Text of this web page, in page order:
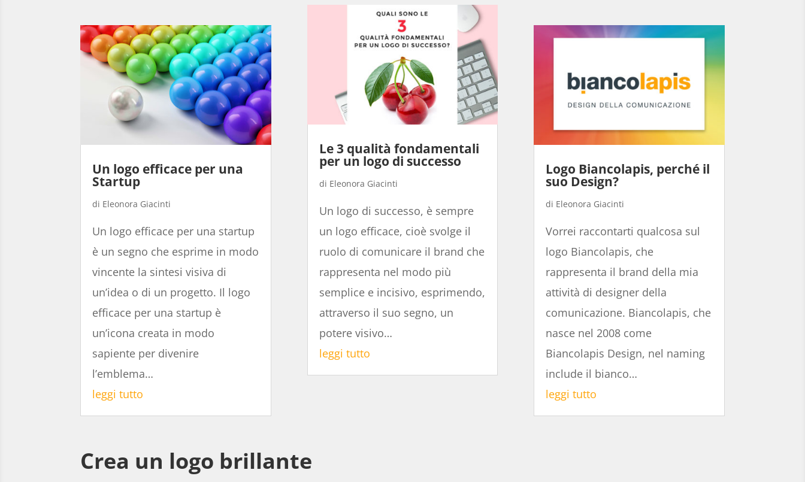
Un logo efficace per una
Startup
Eleonora Giacinti
Un logo efficace per una startup
è un segno che esprime in modo
vincente la sintesi visiva di
un’idea o di un progetto. Il logo
efficace per una startup è
un’icona creata in modo
sapiente per divenire
l’emblema…
leggi tutto
Le 3 qualità fondamentali
per un logo di successo
Eleonora Giacinti
Un logo di successo, è sempre
un logo efficace, cioè svolge il
ruolo di comunicare il brand che
rappresenta nel modo più
semplice e incisivo, esprimendo,
attraverso il suo segno, un
potere visivo…
leggi tutto
Logo Biancolapis, perché il
suo Design?
Eleonora Giacinti
Vorrei raccontarti qualcosa sul
logo Biancolapis, che
rappresenta il brand della mia
attività di designer della
comunicazione. Biancolapis, che
nasce nel 2008 come
Biancolapis Design, nel naming
include il bianco…
leggi tutto
Crea un logo brillante